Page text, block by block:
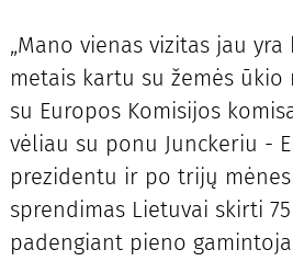
„Mano vienas vizitas jau
metais kartu su žemės ūkio
su Europos Komisijos
vėliau su ponu Junckeriu -
prezidentu ir po trijų
sprendimas Lietuvai skirti
padengiant pieno